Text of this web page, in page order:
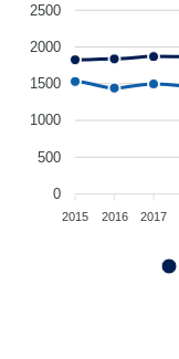
2500
2000
1500
1000
500
0
2015 2016 2017